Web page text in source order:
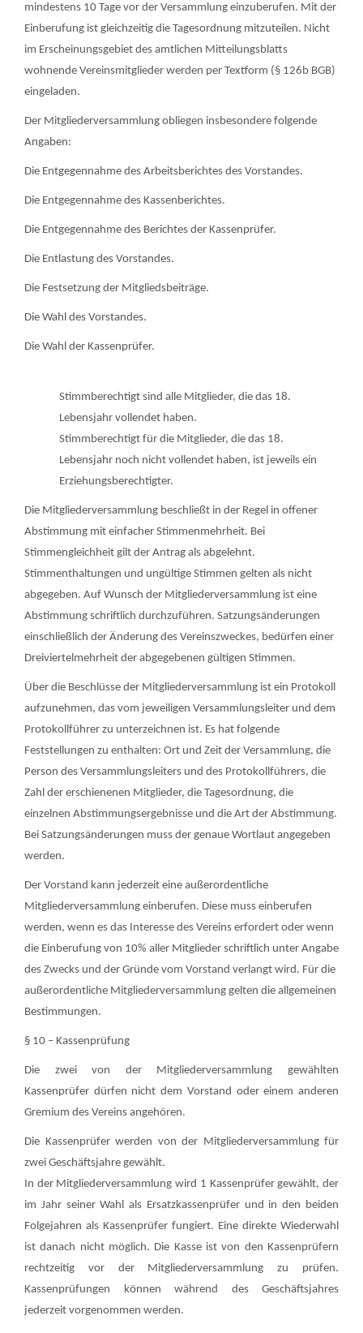
mindestens 10 Tage vor der Versammlung einzuberufen. Mit der
Einberufung ist gleichzeitig die Tagesordnung mitzuteilen. Nicht
im Erscheinungsgebiet des amtlichen Mitteilungsblatts
wohnende Vereinsmitglieder werden per Textform (§ 126b BGB)
eingeladen.
Der Mitgliederversammlung obliegen insbesondere folgende
Angaben:
Die Entgegennahme des Arbeitsberichtes des Vorstandes.
Die Entgegennahme des Kassenberichtes.
Die Entgegennahme des Berichtes der Kassenprüfer.
Die Entlastung des Vorstandes.
Die Festsetzung der Mitgliedsbeiträge.
Die Wahl des Vorstandes.
Die Wahl der Kassenprüfer.
Stimmberechtigt sind alle Mitglieder, die das 18.
Lebensjahr vollendet haben.
Stimmberechtigt für die Mitglieder, die das 18.
Lebensjahr noch nicht vollendet haben, ist jeweils ein
Erziehungsberechtigter.
Die Mitgliederversammlung beschließt in der Regel in offener
Abstimmung mit einfacher Stimmenmehrheit. Bei
Stimmengleichheit gilt der Antrag als abgelehnt.
Stimmenthaltungen und ungültige Stimmen gelten als nicht
abgegeben. Auf Wunsch der Mitgliederversammlung ist eine
Abstimmung schriftlich durchzuführen. Satzungsänderungen
einschließlich der Änderung des Vereinszweckes, bedürfen einer
Dreiviertelmehrheit der abgegebenen gültigen Stimmen.
Über die Beschlüsse der Mitgliederversammlung ist ein Protokoll
aufzunehmen, das vom jeweiligen Versammlungsleiter und dem
Protokollführer zu unterzeichnen ist. Es hat folgende
Feststellungen zu enthalten: Ort und Zeit der Versammlung, die
Person des Versammlungsleiters und des Protokollführers, die
Zahl der erschienenen Mitglieder, die Tagesordnung, die
einzelnen Abstimmungsergebnisse und die Art der Abstimmung.
Bei Satzungsänderungen muss der genaue Wortlaut angegeben
werden.
Der Vorstand kann jederzeit eine außerordentliche
Mitgliederversammlung einberufen. Diese muss einberufen
werden, wenn es das Interesse des Vereins erfordert oder wenn
die Einberufung von 10% aller Mitglieder schriftlich unter Angabe
des Zwecks und der Gründe vom Vorstand verlangt wird. Für die
außerordentliche Mitgliederversammlung gelten die allgemeinen
Bestimmungen.
§ 10 – Kassenprüfung
Die zwei von der Mitgliederversammlung gewählten
Kassenprüfer dürfen nicht dem Vorstand oder einem anderen
Gremium des Vereins angehören.
Die Kassenprüfer werden von der Mitgliederversammlung für
zwei Geschäftsjahre gewählt.
In der Mitgliederversammlung wird 1 Kassenprüfer gewählt, der
im Jahr seiner Wahl als Ersatzkassenprüfer und in den beiden
Folgejahren als Kassenprüfer fungiert. Eine direkte Wiederwahl
ist danach nicht möglich. Die Kasse ist von den Kassenprüfern
rechtzeitig vor der Mitgliederversammlung zu prüfen.
Kassenprüfungen können während des Geschäftsjahres
jederzeit vorgenommen werden.